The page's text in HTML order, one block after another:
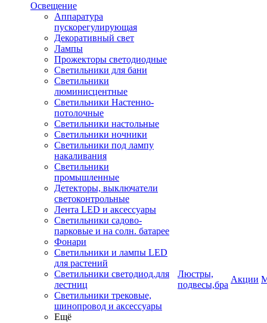
Освещение
Аппаратура
пускорегулирующая
Декоративный свет
Лампы
Прожекторы светодиодные
Светильники для бани
Светильники
люминисцентные
Светильники Настенно-
потолочные
Светильники настольные
Светильники ночники
Светильники под лампу
накаливания
Светильники
промышленные
Детекторы, выключатели
светоконтрольные
Лента LED и аксессуары
Светильники садово-
парковые и на солн. батарее
Фонари
Светильники и лампы LED
для растений
Светильники светодиод.для
лестниц
Светильники трековые,
шинопровод и аксессуары
Ещё
Люстры,
подвесы,бра
Акции